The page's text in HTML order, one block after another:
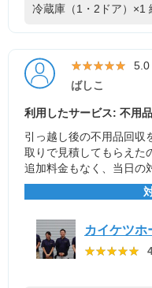
冷蔵庫（1・2ドア）×1
★★★★★
★★★★★ 5.0
ばしこ
利用したサービス: 不用
引っ越し後の不用品回収
取りで見積してもらえた
追加料金もなく、当日の
カイケツホ
★★★★★
★★★★★